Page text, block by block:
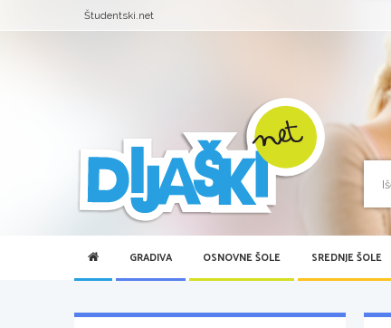
Študentski.net
GRADIVA OSNOVNE ŠOLE SREDNJE ŠOLE